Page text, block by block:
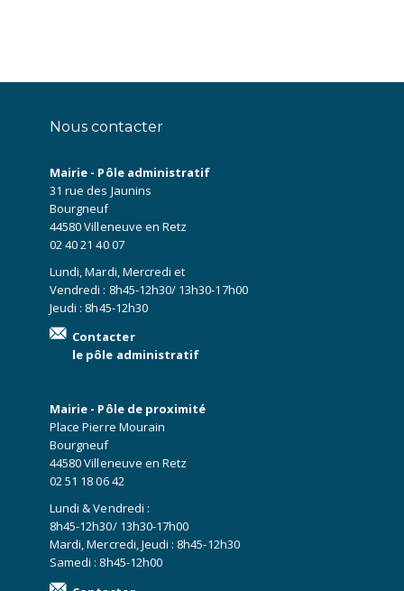
Nous contacter
Mairie - Pôle administratif
31 rue des Jaunins
Bourgneuf
44580 Villeneuve en Retz
02 40 21 40 07
Lundi, Mardi, Mercredi et
Vendredi : 8h45-12h30/ 13h30-17h00
Jeudi : 8h45-12h30
Contacter
le pôle administratif
Mairie - Pôle de proximité
Place Pierre Mourain
Bourgneuf
44580 Villeneuve en Retz
02 51 18 06 42
Lundi & Vendredi :
8h45-12h30/ 13h30-17h00
Mardi, Mercredi, Jeudi : 8h45-12h30
Samedi : 8h45-12h00